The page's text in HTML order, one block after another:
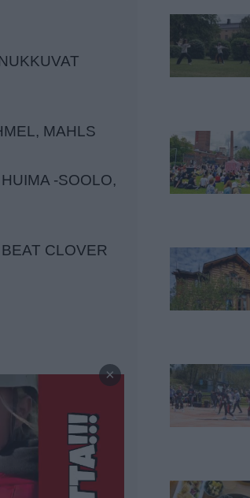
MAHLS
-SOOLO,
CLOVER
×